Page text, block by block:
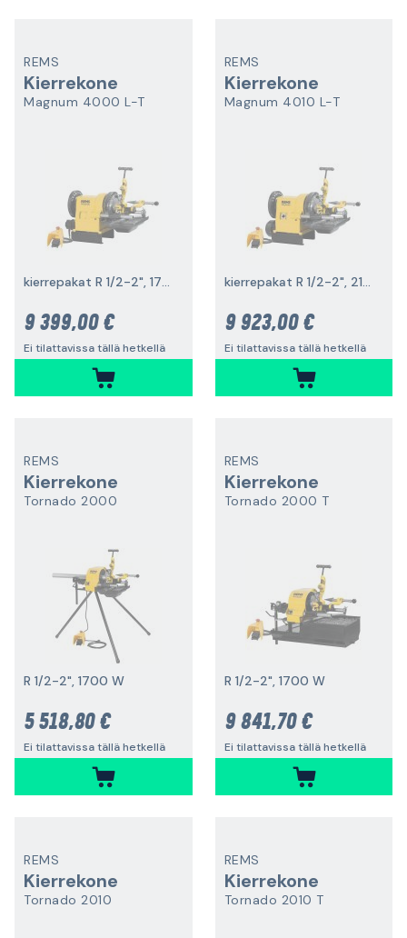
REMS
Kierrekone
Magnum 4000 L-T
kierrepakat R 1/2-2", 1700 W
9 399,00 €
Ei tilattavissa tällä hetkellä
REMS
Kierrekone
Magnum 4010 L-T
kierrepakat R 1/2-2", 2100 W
9 923,00 €
Ei tilattavissa tällä hetkellä
REMS
Kierrekone
Tornado 2000
R 1/2-2", 1700 W
5 518,80 €
Ei tilattavissa tällä hetkellä
REMS
Kierrekone
Tornado 2000 T
R 1/2-2", 1700 W
9 841,70 €
Ei tilattavissa tällä hetkellä
REMS
Kierrekone
Tornado 2010
REMS
Kierrekone
Tornado 2010 T